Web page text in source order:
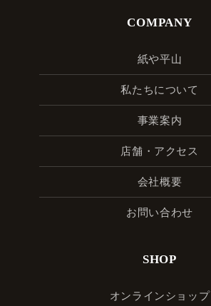
COMPANY
紙や平山
私たちについて
事業案内
店舗・アクセス
会社概要
お問い合わせ
SHOP
オンラインショップ